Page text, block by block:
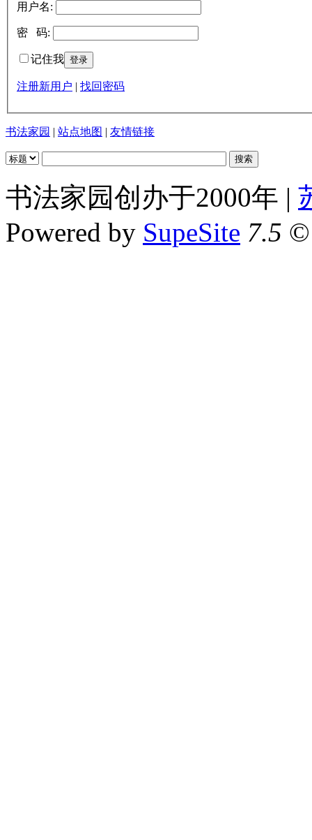
用户名:
密 码:
记住我
注册新用户 | 找回密码
书法家园 | 站点地图 | 友情链接
书法家园创办于2000年 |
Powered by SupeSite 7.5 ©